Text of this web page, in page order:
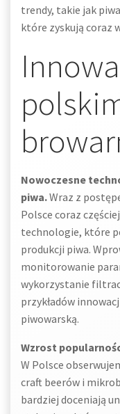
trendy, takie jak
które zyskują coraz
Nowoczesne
piwa.Wraz z
Polsce coraz
technologie, które
produkcji piwa.
monitorowanie
wykorzystanie
przykładów
piwowarską.
Wzrost
W Polsce
craft beerów i
bardziej doceniają